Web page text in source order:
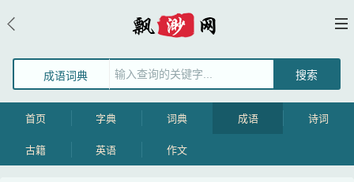
成语词典
首页 字典 词典 成语 诗词
古籍 英语 作文